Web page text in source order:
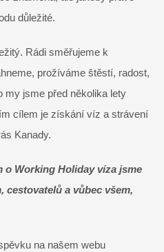
důležité.
Rádi směřujeme k
prožíváme štěstí, radost,
my jsme před několika lety
cílem je získání víz a strávení
Kanady.
o Working Holiday víza jsme
a vůbec všem,
na našem webu